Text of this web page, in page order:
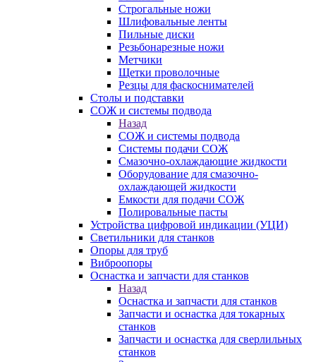
Строгальные ножи
Шлифовальные ленты
Пильные диски
Резьбонарезные ножи
Метчики
Щетки проволочные
Резцы для фаскоснимателей
Столы и подставки
СОЖ и системы подвода
Назад
СОЖ и системы подвода
Системы подачи СОЖ
Смазочно-охлаждающие жидкости
Оборудование для смазочно-
охлаждающей жидкости
Емкости для подачи СОЖ
Полировальные пасты
Устройства цифровой индикации (УЦИ)
Светильники для станков
Опоры для труб
Виброопоры
Оснастка и запчасти для станков
Назад
Оснастка и запчасти для станков
Запчасти и оснастка для токарных
станков
Запчасти и оснастка для сверлильных
станков